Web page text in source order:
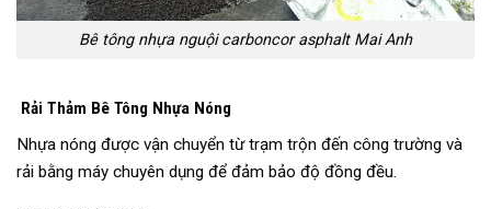
Bê tông nhựa nguội carboncor asphalt Mai Anh
Rải Thảm Bê Tông Nhựa Nóng
Nhựa nóng được vận chuyển từ trạm trộn đến công trường và
rải bằng máy chuyên dụng để đảm bảo độ đồng đều.